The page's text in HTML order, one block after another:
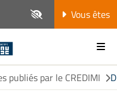
Vous êtes
publiés par le CREDIMI